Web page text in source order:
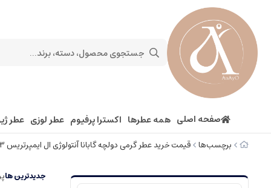
صفحه اصلی همه عطرها اکسترا پرفیوم عطر لوزی عطر
برچسب‌ها قیمت خرید عطر گرمی دولچه گابانا آنتولوژی ال ایمپرتریس 3 5 (پنج) گرم در اصفهان
جدیدترین ها